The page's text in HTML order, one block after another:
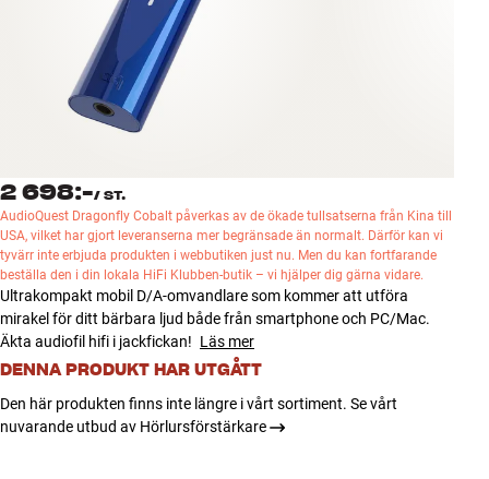
Tillbehör
INSPIRATION
MÄRKEN
NYHETER
ERBJUDANDEN
Hitta Butik
Kundtjänst
Logga in
Kundtjänst
Företag
2 698:-/ ST.
AudioQuest Dragonfly Cobalt påverkas av de ökade tullsatserna från Kina till
USA, vilket har gjort leveranserna mer begränsade än normalt. Därför kan vi
tyvärr inte erbjuda produkten i webbutiken just nu. Men du kan fortfarande
beställa den i din lokala HiFi Klubben-butik – vi hjälper dig gärna vidare.
Ultrakompakt mobil D/A-omvandlare som kommer att utföra
mirakel för ditt bärbara ljud både från smartphone och PC/Mac.
Äkta audiofil hifi i jackfickan! Läs mer
DENNA PRODUKT HAR UTGÅTT
Den här produkten finns inte längre i vårt sortiment. Se vårt
nuvarande utbud av Hörlursförstärkare